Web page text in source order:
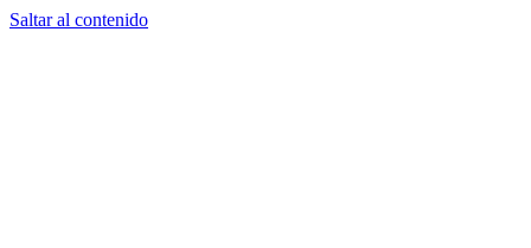
Saltar al contenido